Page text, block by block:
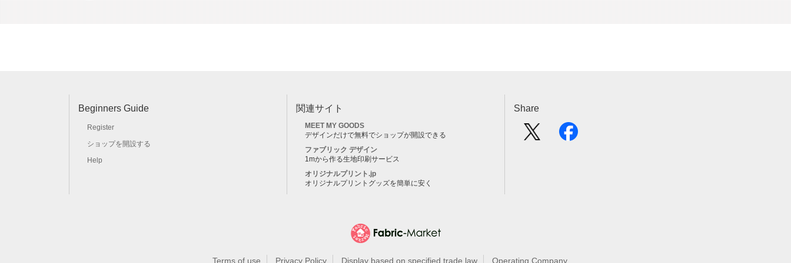
Beginners Guide
Register
ショップを開設する
Help
関連サイト
MEET MY GOODS
デザインだけで無料でショップが開設できる
ファブリック デザイン
1mから作る生地印刷サービス
オリジナルプリント.jp
オリジナルプリントグッズを簡単に安く
Share
Terms of use Privacy Policy Display based on specified trade law Operating Company